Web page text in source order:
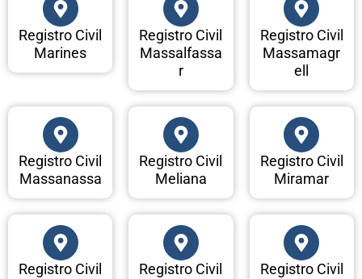
Registro Civil
Marines
Registro Civil
Massalfassa
r
Registro Civil
Massamagr
ell
Registro Civil
Massanassa
Registro Civil
Meliana
Registro Civil
Miramar
Registro Civil
Registro Civil
Registro Civil